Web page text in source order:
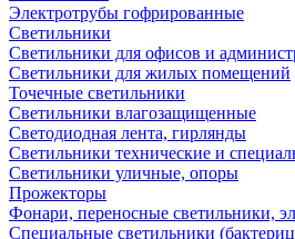
Электротрубы гофрированные
Светильники
Светильники для офисов и
Светильники для жилых помещений
Точечные светильники
Светильники влагозащищенные
Светодиодная лента, гирлянды
Светильники технические и
Светильники уличные, опоры
Прожекторы
Фонари, переносные светильники,
Специальные светильники